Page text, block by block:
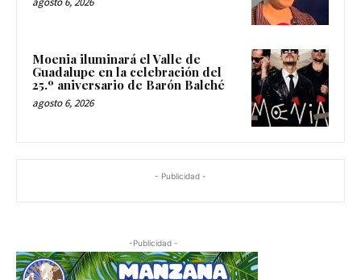
Moenia iluminará el Valle de
Guadalupe en la celebración del
25.º aniversario de Barón Balché
agosto 6, 2026
- Publicidad -
-Publicidad -